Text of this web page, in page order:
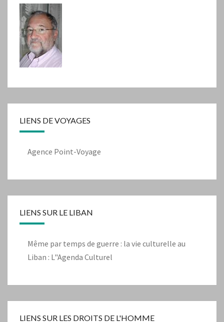
LIENS DE VOYAGES
Agence Point-Voyage
LIENS SUR LE LIBAN
Même par temps de guerre : la vie culturelle au
Liban : L"Agenda Culturel
LIENS SUR LES DROITS DE L'HOMME